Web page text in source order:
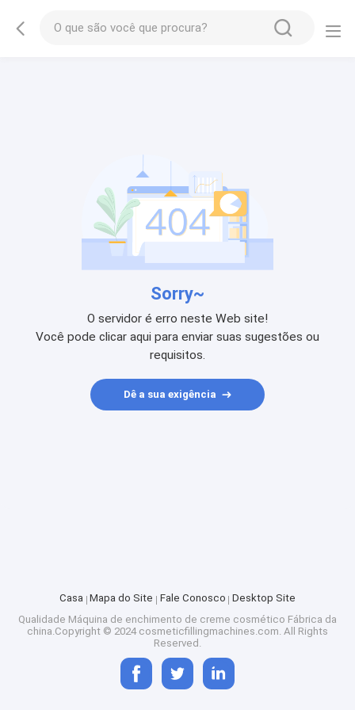
Sorry~
O servidor é erro neste Web site!
Você pode clicar aqui para enviar suas sugestões ou
requisitos.
Dê a sua exigência
Casa Mapa do Site Fale Conosco Desktop Site
Qualidade Máquina de enchimento de creme cosmético Fábrica da
china.Copyright © 2024 cosmeticfillingmachines.com. All Rights
Reserved.